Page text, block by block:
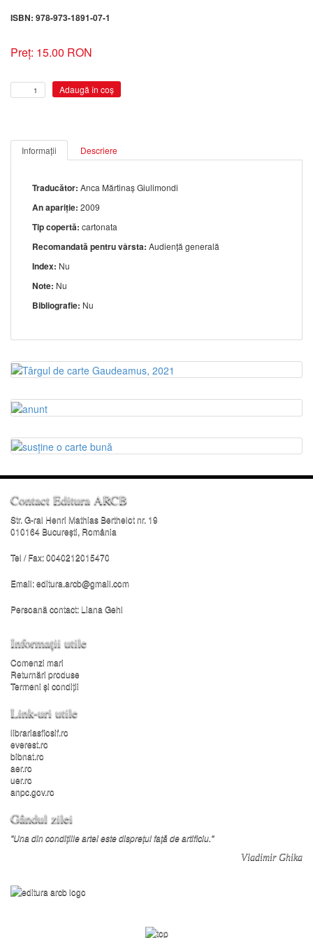
ISBN: 978-973-1891-07-1
Preț: 15.00 RON
Informații Descriere
Traducător: Anca Mărtinaş Giulimondi
An apariție: 2009
Tip copertă: cartonata
Recomandată pentru vârsta: Audiență generală
Index: Nu
Note: Nu
Bibliografie: Nu
Contact Editura ARCB
Str. G-ral Henri Mathias Berthelot nr. 19
010164 București, România
Tel / Fax: 0040212015470
Email:editura.arcb@gmail.com
Persoană contact: Liana Gehl
Informații utile
Comenzi mari
Returnări produse
Termeni şi condiţii
Link-uri utile
librariasfiosif.ro
everest.ro
bibnat.ro
aer.ro
uer.ro
anpc.gov.ro
Gândul zilei
"Una din condițiile artei este disprețul față de artificiu."
Vladimir Ghika